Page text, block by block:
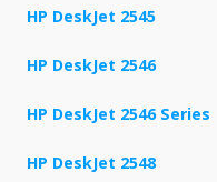
HP DeskJet 2545
HP DeskJet 2546
HP DeskJet 2546 Series
HP DeskJet 2548